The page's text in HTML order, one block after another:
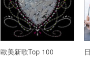
歐美新歌Top 100